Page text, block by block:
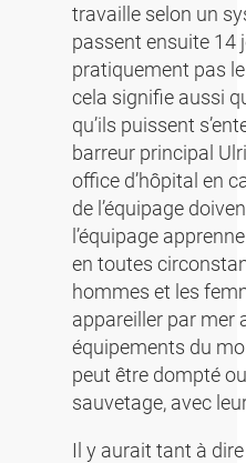
travaille selon un
passent ensuite 14
pratiquement pas
cela signifie aussi
qu’ils puissent
barreur principal
office d’hôpital en
de l’équipage
l’équipage
en toutes
hommes et les
appareiller par mer
équipements du
peut être dompté
sauvetage, avec
Il y aurait tant à